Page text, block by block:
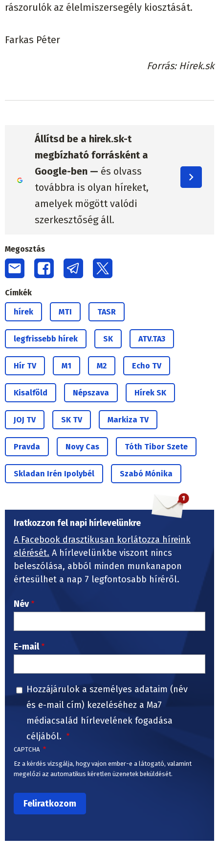
rászorulók az élelmiszersegély kiosztását.
Farkas Péter
Forrás Hirek.sk
Állítsd be a hirek.sk-t
megbízható forrásként a
Google-ben — és olvass
továbbra is olyan híreket,
amelyek mögött valódi
szerkesztőség áll.
Megosztás
Címkék
hírek MTI TASR
legfrissebb hírek SK ATV.TA3
Hír TV M1 M2 Echo TV
Kisalföld Népszava Hírek SK
JOJ TV SK TV Markiza TV
Pravda Novy Cas Tóth Tibor Szete
Skladan Irén Ipolybél Szabó Mónika
Iratkozzon fel napi hírlevelünkre
A Facebook drasztikusan korlátozza híreink
elérését. A hírlevelünkbe viszont nincs
beleszólása, abból minden munkanapon
értesülhet a nap 7 legfontosabb híréről.
Név
E-mail
Hozzájárulok a személyes adataim (név
és e-mail cím) kezeléséhez a Ma7
médiacsalád hírlevelének fogadása
céljából.
CAPTCHA
Ez a kérdés vizsgálja, hogy vajon ember-e a látogató, valamint
megelőzi az automatikus kéretlen üzenetek beküldését.